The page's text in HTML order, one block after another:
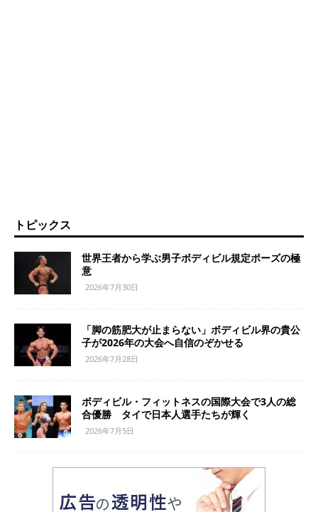
トピックス
世界王者から学ぶ男子ボディビル規定ポーズの極
意
2026年7月30日
「脚の筋肥大が止まらない」ボディビル界の貴公
子が2026年の大会へ自信のぞかせる
2026年7月28日
ボディビル・フィットネスの国際大会で3人の総
合優勝 タイで日本人選手たちが輝く
2026年7月5日